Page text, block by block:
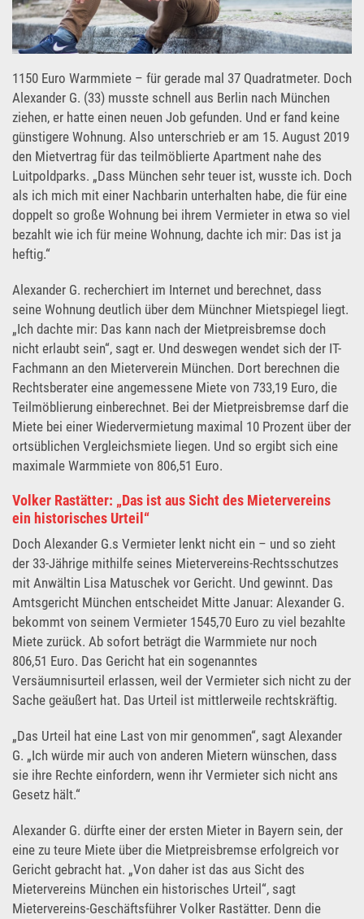
1150 Euro Warmmiete – für gerade mal 37 Quadratmeter. Doch
Alexander G. (33) musste schnell aus Berlin nach München
ziehen, er hatte einen neuen Job gefunden. Und er fand keine
günstigere Wohnung. Also unterschrieb er am 15. August 2019
den Mietvertrag für das teilmöblierte Apartment nahe des
Luitpoldparks. „Dass München sehr teuer ist, wusste ich. Doch
als ich mich mit einer Nachbarin unterhalten habe, die für eine
doppelt so große Wohnung bei ihrem Vermieter in etwa so viel
bezahlt wie ich für meine Wohnung, dachte ich mir: Das ist ja
heftig.“
Alexander G. recherchiert im Internet und berechnet, dass
seine Wohnung deutlich über dem Münchner Mietspiegel liegt.
„Ich dachte mir: Das kann nach der Mietpreisbremse doch
nicht erlaubt sein“, sagt er. Und deswegen wendet sich der IT-
Fachmann an den Mieterverein München. Dort berechnen die
Rechtsberater eine angemessene Miete von 733,19 Euro, die
Teilmöblierung einberechnet. Bei der Mietpreisbremse darf die
Miete bei einer Wiedervermietung maximal 10 Prozent über der
ortsüblichen Vergleichsmiete liegen. Und so ergibt sich eine
maximale Warmmiete von 806,51 Euro.
Volker Rastätter: „Das ist aus Sicht des Mietervereins
ein historisches Urteil“
Doch Alexander G.s Vermieter lenkt nicht ein – und so zieht
der 33-Jährige mithilfe seines Mietervereins-Rechtsschutzes
mit Anwältin Lisa Matuschek vor Gericht. Und gewinnt. Das
Amtsgericht München entscheidet Mitte Januar: Alexander G.
bekommt von seinem Vermieter 1545,70 Euro zu viel bezahlte
Miete zurück. Ab sofort beträgt die Warmmiete nur noch
806,51 Euro. Das Gericht hat ein sogenanntes
Versäumnisurteil erlassen, weil der Vermieter sich nicht zu der
Sache geäußert hat. Das Urteil ist mittlerweile rechtskräftig.
„Das Urteil hat eine Last von mir genommen“, sagt Alexander
G. „Ich würde mir auch von anderen Mietern wünschen, dass
sie ihre Rechte einfordern, wenn ihr Vermieter sich nicht ans
Gesetz hält.“
Alexander G. dürfte einer der ersten Mieter in Bayern sein, der
eine zu teure Miete über die Mietpreisbremse erfolgreich vor
Gericht gebracht hat. „Von daher ist das aus Sicht des
Mietervereins München ein historisches Urteil“, sagt
Mietervereins-Geschäftsführer Volker Rastätter. Denn die